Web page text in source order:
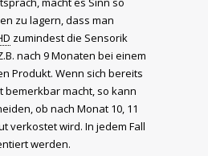
zu lagern, dass man
zumindest die Sensorik
nach 9 Monaten bei einem
Produkt. Wenn sich bereits
bemerkbar macht, so kann
ob nach Monat 10, 11
verkostet wird. In jedem Fall
werden.